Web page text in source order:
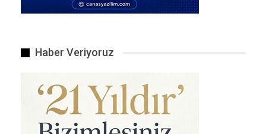
gelebileceğini söyledi.
anlamına geldiğini belirten Montgomery “Zira o
durumda sağlık daireleri açısından enfeksiyon
olmayacak. O durumda da ikinci bir kapanma
tehlikesi baş gösterecek, çünkü virüs başka
şekilde frenlenemeyecek” diye konuştu.
Haber Veriyoruz